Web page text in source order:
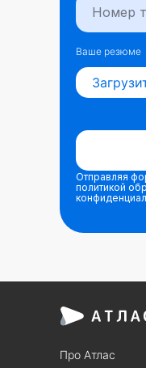
Ваше резюме
Отправляя
политикой
Про Атлас